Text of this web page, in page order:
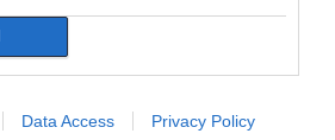
Data Access Privacy Policy
2,4 εκατ.
αλλάζουν
ΟΙΚΟΝΟΜΙΑ